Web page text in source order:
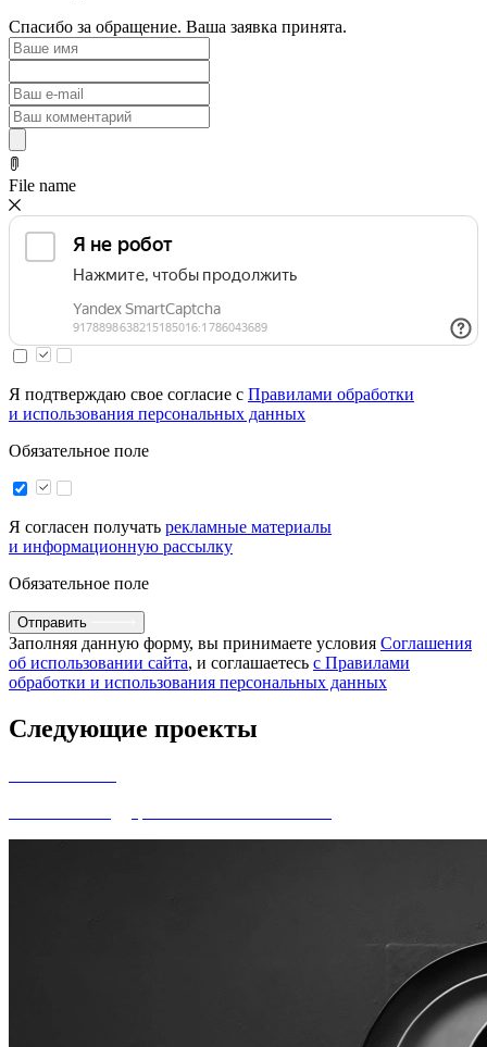
Спасибо за обращение. Ваша заявка принята.
File name
Я подтверждаю свое согласие с Правилами обработки
и использования персональных данных
Обязательное поле
Я согласен получать рекламные материалы
и информационную рассылку
Обязательное поле
Отправить
Заполняя данную форму, вы принимаете условия Соглашения
об использовании сайта, и соглашаетесь с Правилами
обработки и использования персональных данных
Следующие проекты